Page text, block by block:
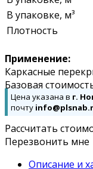
В упаковке, м³
Плотность
Применение:
Каркасные
Базовая
Цена указана в г.
почту
Рассчитать
Перезвонить мне
Описание и